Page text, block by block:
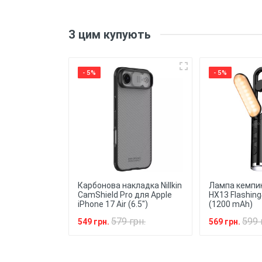
Друк
Захист
: Чохол
смартфона.
Зручність
використовувати пристрій із
Легкість
:
забезпечуючи зручність та комфорт
Міцність
:
вигляд та якість захисту на довгий
З цим купують
- 5%
Карбонова накладка Nillkin
CamShield Pro для Apple
iPhone 17 Air (6.5")
549 грн. 579 грн.
- 5%
Лампа
HX13
(1200 mAh)
569 грн. 599